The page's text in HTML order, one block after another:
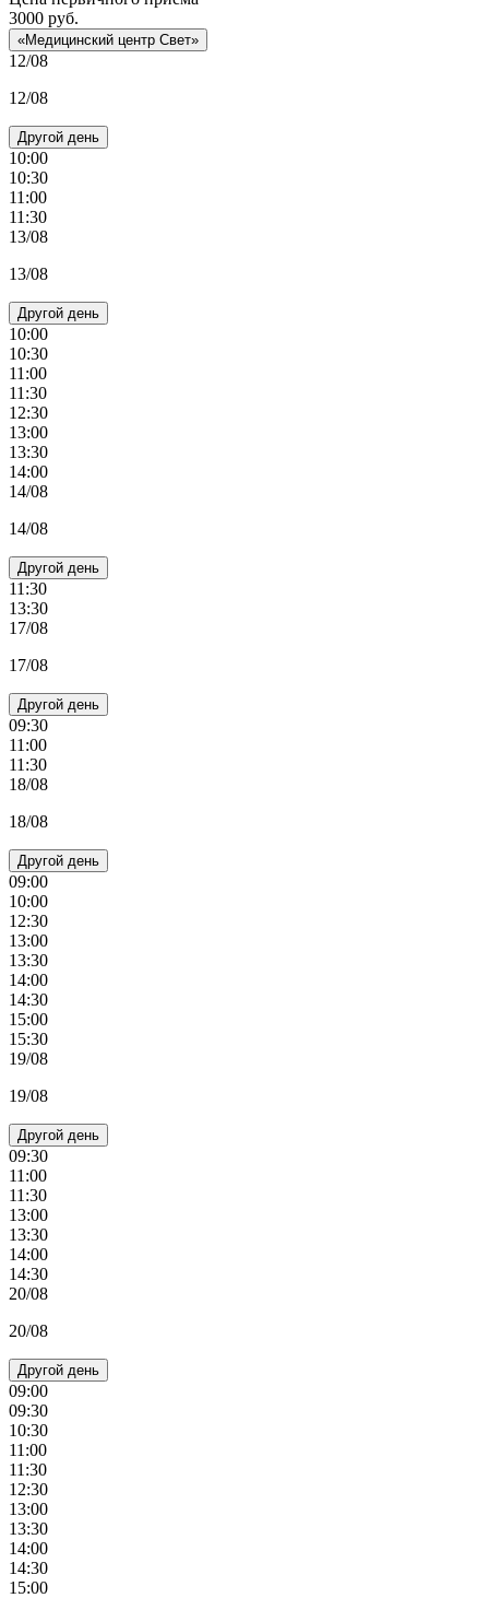
3000 руб.
«Медицинский центр Свет»
12/08
12/08
Другой день
10:00
10:30
11:00
11:30
13/08
13/08
Другой день
10:00
10:30
11:00
11:30
12:30
13:00
13:30
14:00
14/08
14/08
Другой день
11:30
13:30
17/08
17/08
Другой день
09:30
11:00
11:30
18/08
18/08
Другой день
09:00
10:00
12:30
13:00
13:30
14:00
14:30
15:00
15:30
19/08
19/08
Другой день
09:30
11:00
11:30
13:00
13:30
14:00
14:30
20/08
20/08
Другой день
09:00
09:30
10:30
11:00
11:30
12:30
13:00
13:30
14:00
14:30
15:00